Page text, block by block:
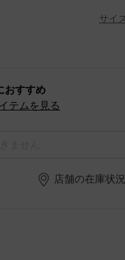
サイ
おすすめ
テムを見る
店舗の在庫状